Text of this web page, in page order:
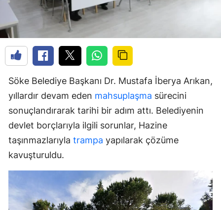
Söke Belediye Başkanı Dr. Mustafa İberya Arıkan,
yıllardır devam eden mahsuplaşma sürecini
sonuçlandırarak tarihi bir adım attı. Belediyenin
devlet borçlarıyla ilgili sorunlar, Hazine
taşınmazlarıyla trampa yapılarak çözüme
kavuşturuldu.